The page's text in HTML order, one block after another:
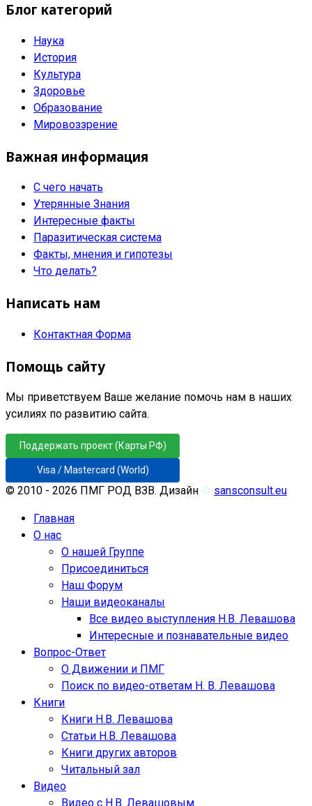
Блог категорий
Наука
История
Культура
Здоровье
Образование
Мировоззрение
Важная информация
С чего начать
Утерянные Знания
Интересные факты
Паразитическая система
Факты, мнения и гипотезы
Что делать?
Написать нам
Контактная Форма
Помощь сайту
Мы приветствуем Ваше желание помочь нам в наших
усилиях по развитию сайта.
Поддержать проект (Карты РФ)
Visa / Mastercard (World)
© 2010 - 2026 ПМГ РОД ВЗВ. Дизайн ♲ sansconsult.eu
Главная
О нас
О нашей Группе
Присоединиться
Наш Форум
Наши видеоканалы
Все видео выступления Н.В. Левашова
Интересные и познавательные видео
Вопрос-Ответ
О Движении и ПМГ
Поиск по видео-ответам Н. В. Левашова
Книги
Книги Н.В. Левашова
Статьи Н.В. Левашова
Книги других авторов
Читальный зал
Видео
Видео с Н.В. Левашовым